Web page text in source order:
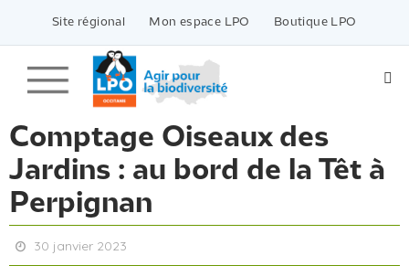
contenu
Site régional Mon espace LPO Boutique LPO
Comptage Oiseaux des
Jardins : au bord de la Têt à
Perpignan
30 janvier 2023